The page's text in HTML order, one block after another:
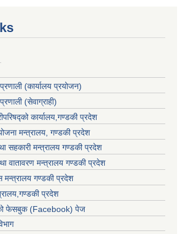
(कार्यालय प्रयोजन)
(सेवाग्राही)
कार्यालय,गण्डकी प्रदेश
मन्त्रालय, गण्डकी प्रदेश
सहकारी मन्त्रालय गण्डकी प्रदेश
वातावरण मन्त्रालय गण्डकी प्रदेश
मन्त्रालय गण्डकी प्रदेश
प्रदेश
फेसबुक (Facebook) पेज